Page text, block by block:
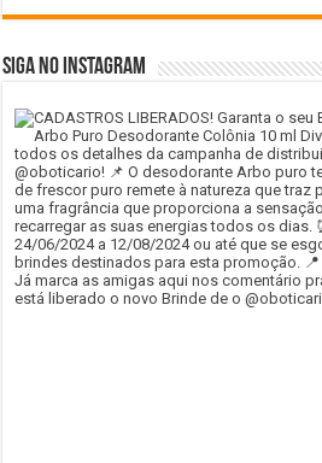
SIGA NO INSTAGRAM